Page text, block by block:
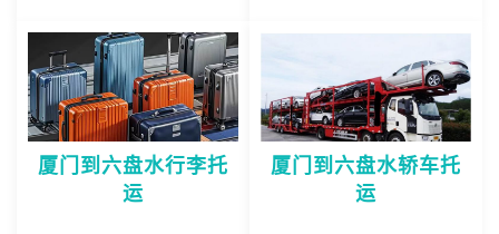
厦门到六盘水行李托
运
厦门到六盘水轿车托
运